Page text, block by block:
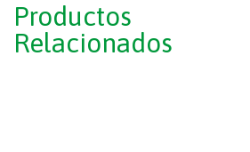
Productos
Relacionados